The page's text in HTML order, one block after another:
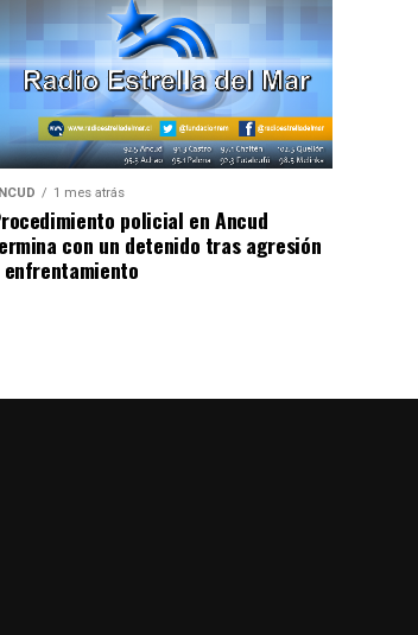
1 mes atrás
policial en Ancud
con un detenido tras agresión